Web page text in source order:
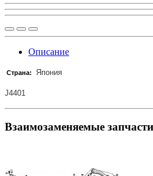
Описание
Страна: Япония
J4401
Взаимозаменяемые запчасти